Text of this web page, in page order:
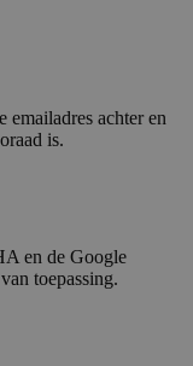
achter en
is.
en de Google
toepassing.